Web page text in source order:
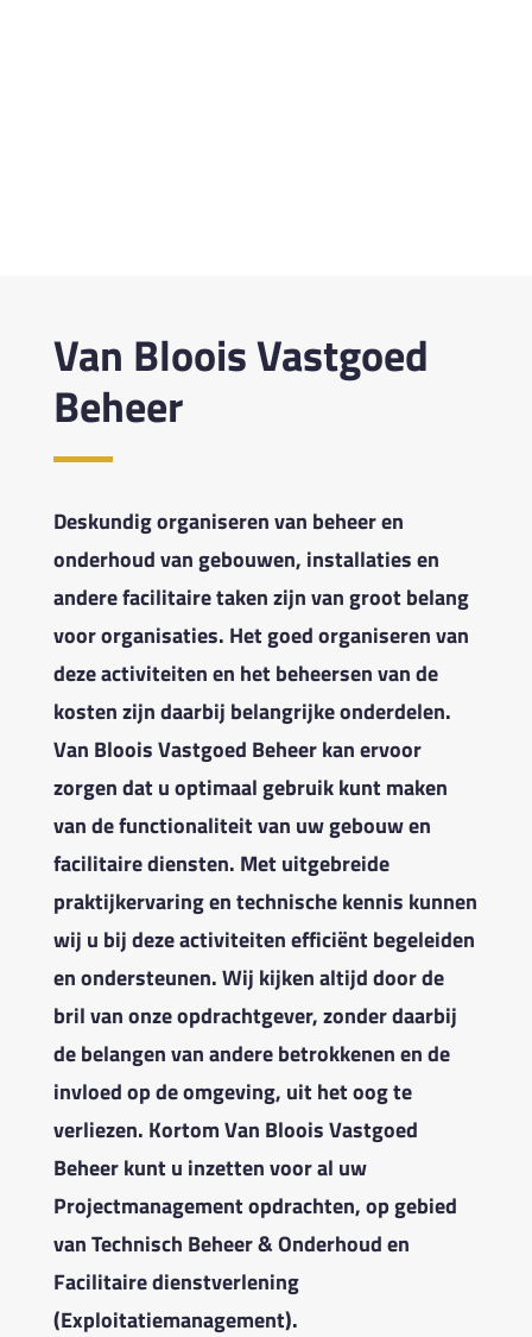
Van Bloois Vastgoed
Beheer
Deskundig organiseren van beheer en
onderhoud van gebouwen, installaties en
andere facilitaire taken zijn van groot belang
voor organisaties. Het goed organiseren van
deze activiteiten en het beheersen van de
kosten zijn daarbij belangrijke onderdelen.
Van Bloois Vastgoed Beheer kan ervoor
zorgen dat u optimaal gebruik kunt maken
van de functionaliteit van uw gebouw en
facilitaire diensten. Met uitgebreide
praktijkervaring en technische kennis kunnen
wij u bij deze activiteiten efficiënt begeleiden
en ondersteunen. Wij kijken altijd door de
bril van onze opdrachtgever, zonder daarbij
de belangen van andere betrokkenen en de
invloed op de omgeving, uit het oog te
verliezen. Kortom Van Bloois Vastgoed
Beheer kunt u inzetten voor al uw
Projectmanagement opdrachten, op gebied
van Technisch Beheer & Onderhoud en
Facilitaire dienstverlening
(Exploitatiemanagement).